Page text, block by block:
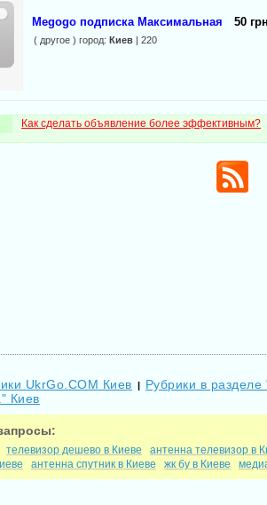
Megogo подписка Максимальная 50
( другое ) город: Киев| 220
Как сделать объявление более эффективным?
UkrGo.COM Киев | Рубрики в
Киев
телевизор дешево в Киеве
антенна телевизор в
антенна спутник в Киеве жк бу в Киеве